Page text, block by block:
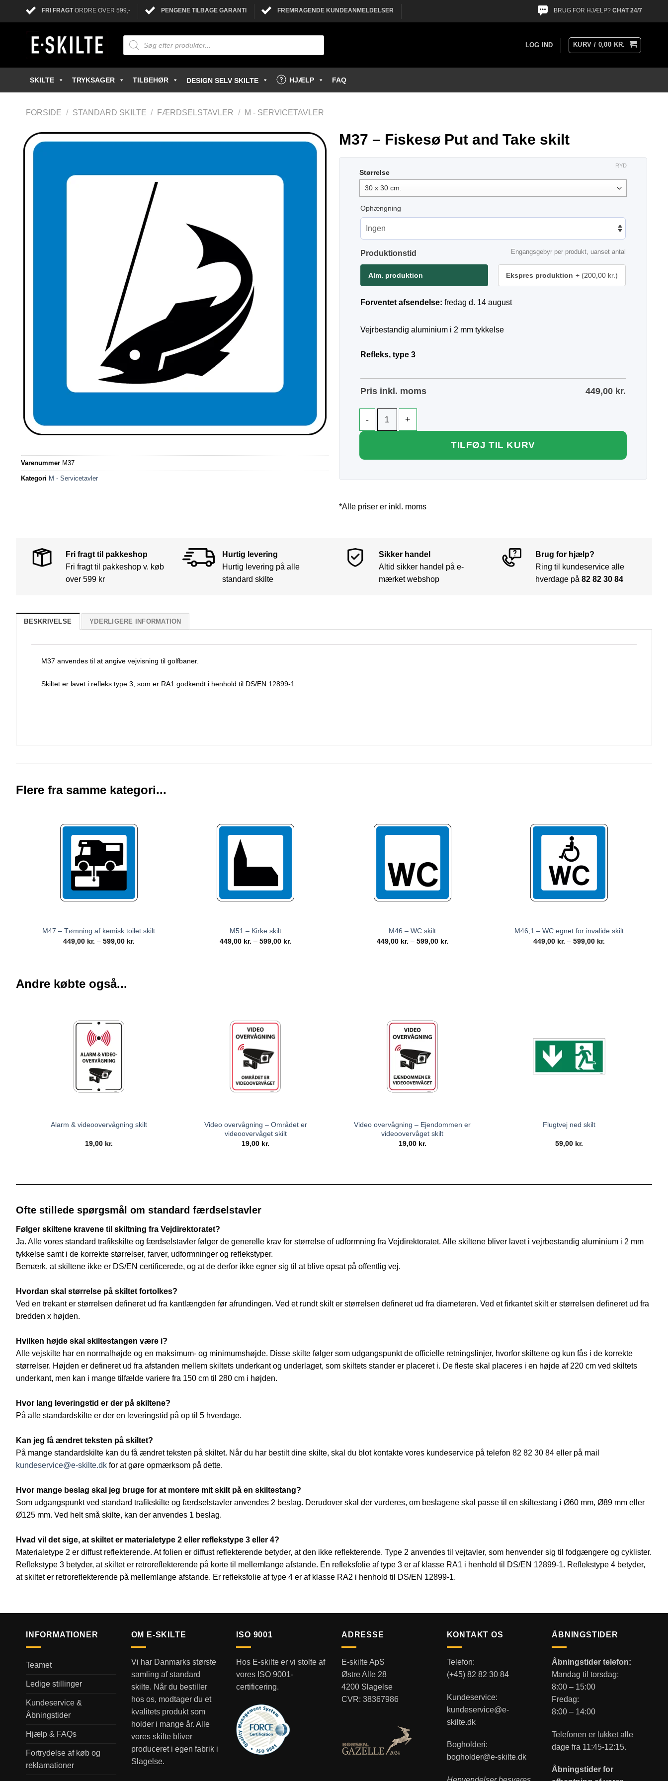
FRI FRAGTORDRE OVER 599,- PENGENE TILBAGE GARANTI FREMRAGENDE KUNDEANMELDELSER BRUG FOR HJÆLP? CHAT 24/7
LOG IND KURV / 0,00 KR.
SKILTE TRYKSAGER TILBEHØR DESIGN SELV SKILTE HJÆLP FAQ
FORSIDE / STANDARD SKILTE / FÆRDSELSTAVLER / M - SERVICETAVLER
Varenummer M37
Kategori M - Servicetavler
M37 – Fiskesø Put and Take skilt
Størrelse
RYD
Ophængning
Produktionstid Engangsgebyr per produkt, uanset antal
Alm. produktion Ekspres produktion (200,00 kr.)
Forventet afsendelse: fredag d. 14 august
Vejrbestandig aluminium i 2 mm tykkelse
Refleks, type 3
Pris inkl. moms 449,00 kr.
TILFØJ TIL KURV
*Alle priser er inkl. moms
Fri fragt til pakkeshop
Fri fragt til pakkeshop v. køb
over 599 kr
Hurtig levering
Hurtig levering på alle
standard skilte
Sikker handel
Altid sikker handel på e-
mærket webshop
Brug for hjælp?
Ring til kundeservice alle
hverdage på 82 82 30 84
BESKRIVELSE YDERLIGERE INFORMATION
M37 anvendes til at angive vejvisning til golfbaner.
Skiltet er lavet i refleks type 3, som er RA1 godkendt i henhold til DS/EN 12899-1.
Flere fra samme kategori...
M47 – Tømning af kemisk toilet skilt
449,00 kr. – 599,00 kr.
M51 – Kirke skilt
449,00 kr. – 599,00 kr.
M46 – WC skilt
449,00 kr. – 599,00 kr.
M46,1 – WC egnet for invalide skilt
449,00 kr. – 599,00 kr.
Andre købte også...
Alarm & videoovervågning skilt
19,00 kr.
Video overvågning – Området er
videoovervåget skilt
19,00 kr.
Video overvågning – Ejendommen er
videoovervåget skilt
19,00 kr.
Flugtvej ned skilt
59,00 kr.
Ofte stillede spørgsmål om standard færdselstavler
Følger skiltene kravene til skiltning fra Vejdirektoratet?
Ja. Alle vores standard trafikskilte og færdselstavler følger de generelle krav for størrelse of udformning fra Vejdirektoratet. Alle skiltene bliver lavet i vejrbestandig aluminium i 2 mm
tykkelse samt i de korrekte størrelser, farver, udformninger og reflekstyper.
Bemærk, at skiltene ikke er DS/EN certificerede, og at de derfor ikke egner sig til at blive opsat på offentlig vej.
Hvordan skal størrelse på skiltet fortolkes?
Ved en trekant er størrelsen defineret ud fra kantlængden før afrundingen. Ved et rundt skilt er størrelsen defineret ud fra diameteren. Ved et firkantet skilt er størrelsen defineret ud fra
bredden x højden.
Hvilken højde skal skiltestangen være i?
Alle vejskilte har en normalhøjde og en maksimum- og minimumshøjde. Disse skilte følger som udgangspunkt de officielle retningslinjer, hvorfor skiltene og kun fås i de korrekte
størrelser. Højden er defineret ud fra afstanden mellem skiltets underkant og underlaget, som skiltets stander er placeret i. De fleste skal placeres i en højde af 220 cm ved skiltets
underkant, men kan i mange tilfælde variere fra 150 cm til 280 cm i højden.
Hvor lang leveringstid er der på skiltene?
På alle standardskilte er der en leveringstid på op til 5 hverdage.
Kan jeg få ændret teksten på skiltet?
På mange standardskilte kan du få ændret teksten på skiltet. Når du har bestilt dine skilte, skal du blot kontakte vores kundeservice på telefon 82 82 30 84 eller på mail
kundeservice@e-skilte.dk for at gøre opmærksom på dette.
Hvor mange beslag skal jeg bruge for at montere mit skilt på en skiltestang?
Som udgangspunkt ved standard trafikskilte og færdselstavler anvendes 2 beslag. Derudover skal der vurderes, om beslagene skal passe til en skiltestang i Ø60 mm, Ø89 mm eller
Ø125 mm. Ved helt små skilte, kan der anvendes 1 beslag.
Hvad vil det sige, at skiltet er materialetype 2 eller reflekstype 3 eller 4?
Materialetype 2 er diffust reflekterende. At folien er diffust reflekterende betyder, at den ikke reflekterende. Type 2 anvendes til vejtavler, som henvender sig til fodgængere og cyklister.
Reflekstype 3 betyder, at skiltet er retroreflekterende på korte til mellemlange afstande. En refleksfolie af type 3 er af klasse RA1 i henhold til DS/EN 12899-1. Reflekstype 4 betyder,
at skiltet er retroreflekterende på mellemlange afstande. Er refleksfolie af type 4 er af klasse RA2 i henhold til DS/EN 12899-1.
INFORMATIONER
Teamet
Ledige stillinger
Kundeservice &
Åbningstider
Hjælp & FAQs
Fortrydelse af køb og
reklamationer
OM E-SKILTE
Vi har Danmarks største
samling af standard
skilte. Når du bestiller
hos os, modtager du et
kvalitets produkt som
holder i mange år. Alle
vores skilte bliver
produceret i egen fabrik i
Slagelse.
ISO 9001
Hos E-skilte er vi stolte af
vores ISO 9001-
certificering.
ADRESSE
E-skilte ApS
Østre Alle 28
4200 Slagelse
CVR: 38367986
KONTAKT OS
Telefon:
(+45) 82 82 30 84
Kundeservice:
kundeservice@e-
skilte.dk
Bogholderi:
bogholder@e-skilte.dk
ÅBNINGSTIDER
Åbningstider telefon:
Mandag til torsdag:
8:00 – 15:00
Fredag:
8:00 – 14:00
Telefonen er lukket alle
dage fra 11:45-12:15.
Åbningstider for